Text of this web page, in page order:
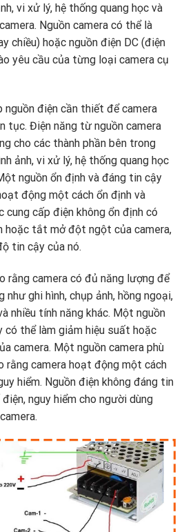
vi xử lý, hệ thống quang học và
Nguồn camera có thể là
chiều) hoặc nguồn điện DC (điện
yêu cầu của từng loại camera cụ
nguồn điện cần thiết để camera
tục. Điện năng từ nguồn camera
cho các thành phần bên trong
ảnh, vi xử lý, hệ thống quang học
nguồn ổn định và đáng tin cậy
động một cách ổn định và
cung cấp điện không ổn định có
hoặc tắt mở đột ngột của camera,
tin cậy của nó.
rằng camera có đủ năng lượng để
ghi hình, chụp ảnh, hồng ngoại,
nhiều tính năng khác. Một nguồn
có thể làm giảm hiệu suất hoặc
camera. Một nguồn camera phù
rằng camera hoạt động một cách
hiểm. Nguồn điện không đáng tin
nguy hiểm cho người dùng